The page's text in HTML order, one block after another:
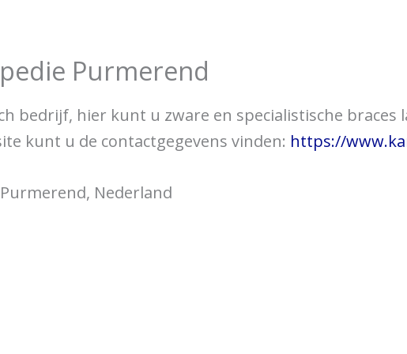
Purmerend
bedrijf, hier kunt u zware en specialistische
kunt u de contactgegevens vinden: https://
Nederland